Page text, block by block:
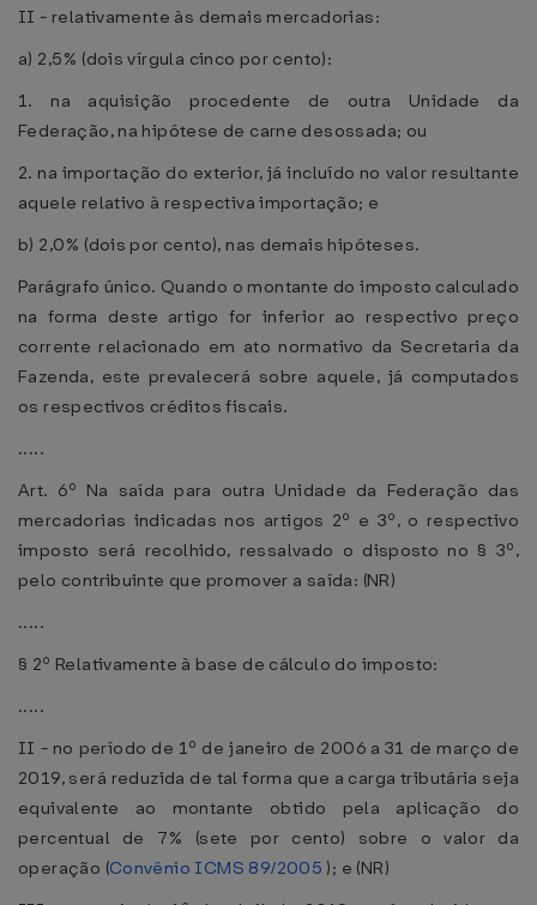
II - relativamente às demais mercadorias:
a) 2,5% (dois vírgula cinco por cento):
1. na aquisição procedente de outra Unidade da
Federação, na hipótese de carne desossada; ou
2. na importação do exterior, já incluído no valor resultante
aquele relativo à respectiva importação; e
b) 2,0% (dois por cento), nas demais hipóteses.
Parágrafo único. Quando o montante do imposto calculado
na forma deste artigo for inferior ao respectivo preço
corrente relacionado em ato normativo da Secretaria da
Fazenda, este prevalecerá sobre aquele, já computados
os respectivos créditos fiscais.
.....
Art. 6º Na saída para outra Unidade da Federação das
mercadorias indicadas nos artigos 2º e 3º, o respectivo
imposto será recolhido, ressalvado o disposto no § 3º,
pelo contribuinte que promover a saída: (NR)
.....
§ 2º Relativamente à base de cálculo do imposto:
.....
II - no período de 1º de janeiro de 2006 a 31 de março de
2019, será reduzida de tal forma que a carga tributária seja
equivalente ao montante obtido pela aplicação do
percentual de 7% (sete por cento) sobre o valor da
operação (Convênio ICMS 89/2005 ); e (NR)